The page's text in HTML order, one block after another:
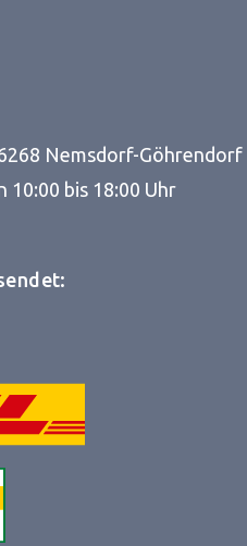
Nemsdorf-Göhrendorf
10:00 bis 18:00 Uhr